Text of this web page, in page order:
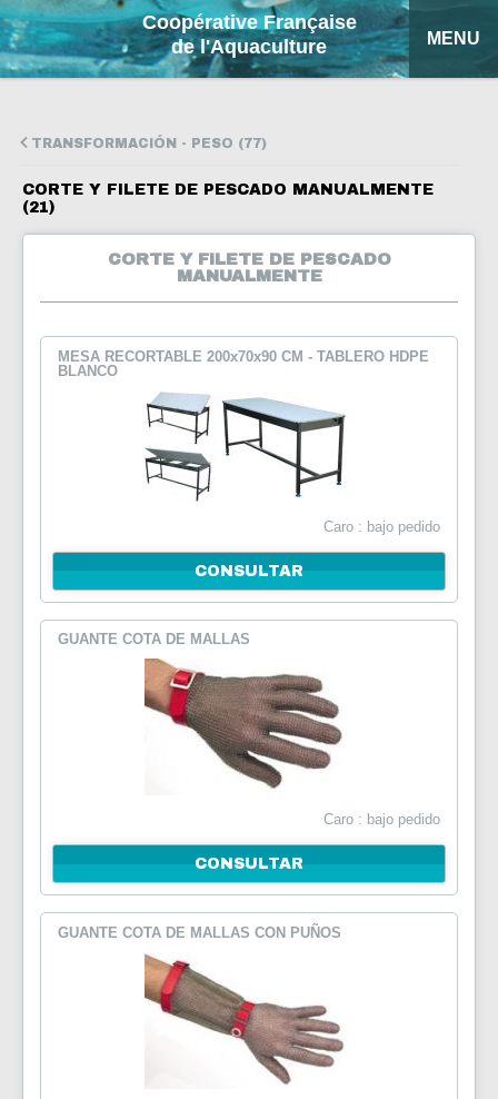
Coopérative Française
de l'Aquaculture
MENU
FICHAS EXPLICATIVAS
BUSCAR
TRANSFORMACIÓN - PESO (77)
CORTE Y FILETE DE PESCADO MANUALMENTE
(21)
CORTE Y FILETE DE PESCADO
MANUALMENTE
MESA RECORTABLE 200x70x90 CM - TABLERO HDPE
BLANCO
Caro : bajo pedido
CONSULTAR
GUANTE COTA DE MALLAS
Caro : bajo pedido
CONSULTAR
GUANTE COTA DE MALLAS CON PUÑOS